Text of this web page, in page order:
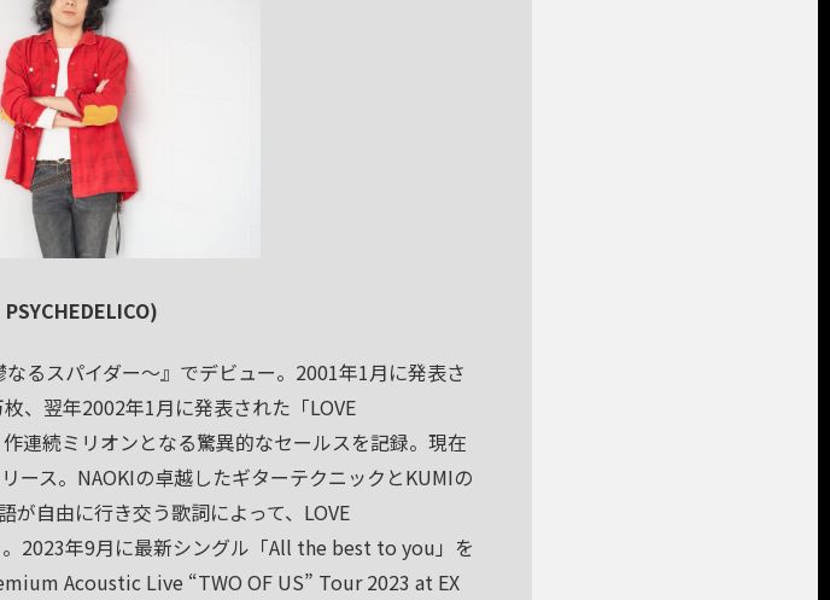
るスパイダー～』でデビュー。2001年1月に発表さ
、翌年2002年1月に発表された「LOVE
連続ミリオンとなる驚異的なセールスを記録。現在
ース。NAOKIの卓越したギターテクニックとKUMIの
が自由に行き交う歌詞によって、LOVE
2023年9月に最新シングル「All the best to you」を
Acoustic Live “TWO OF US” Tour 2023 at EX